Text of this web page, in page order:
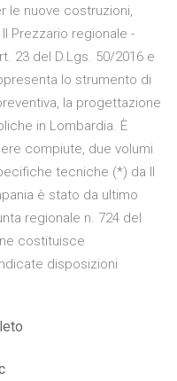
le nuove costruzioni,
Prezzario regionale -
23 del D.Lgs. 50/2016 e
lo strumento di
la progettazione
in Lombardia. È
compiute, due volumi
tecniche (*) da Il
è stato da ultimo
regionale n. 724 del
costituisce
disposizioni